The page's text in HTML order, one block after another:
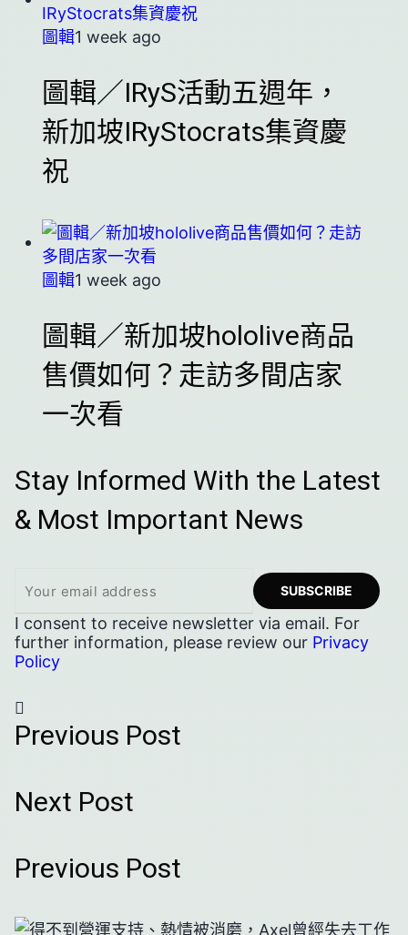
圖輯1 week ago
圖輯／IRyS活動五週年，
新加坡IRyStocrats集資慶
祝
圖輯1 week ago
圖輯／新加坡hololive商品
售價如何？走訪多間店家
一次看
Stay Informed With the Latest
& Most Important News
I consent to receive newsletter via email. For
further information, please review our Privacy
Policy
Previous Post
Next Post
Previous Post